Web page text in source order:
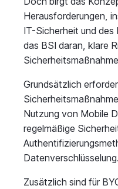
Herausforderungen,
IT-Sicherheit und
das BSI daran, klare
Grundsätzlich
Nutzung von Mobile
regelmäßige
Datenverschlüsselung.
Zusätzlich sind für